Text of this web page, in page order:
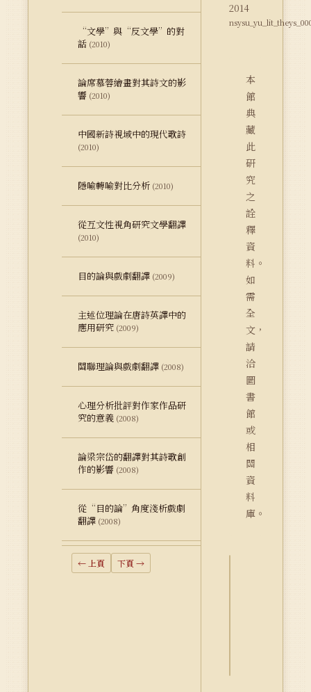
“文學”與“反文學”的對
話 (2010)
論席慕蓉繪畫對其詩文的影
響 (2010)
中國新詩視域中的現代歌詩
(2010)
隱喻轉喻對比分析 (2010)
從互文性視角研究文學翻譯
(2010)
目的論與戲劇翻譯 (2009)
主述位理論在唐詩英譯中的
應用研究 (2009)
關聯理論與戲劇翻譯 (2008)
心理分析批評對作家作品研
究的意義 (2008)
論梁宗岱的翻譯對其詩歌創
作的影響 (2008)
從“目的論”角度淺析戲劇
翻譯 (2008)
← 上頁 下頁 →
2014
本
館
典
藏
此
研
究
之
詮
釋
資
料。
如
需
全
文，
請
洽
圖
書
館
或
相
關
資
料
庫。